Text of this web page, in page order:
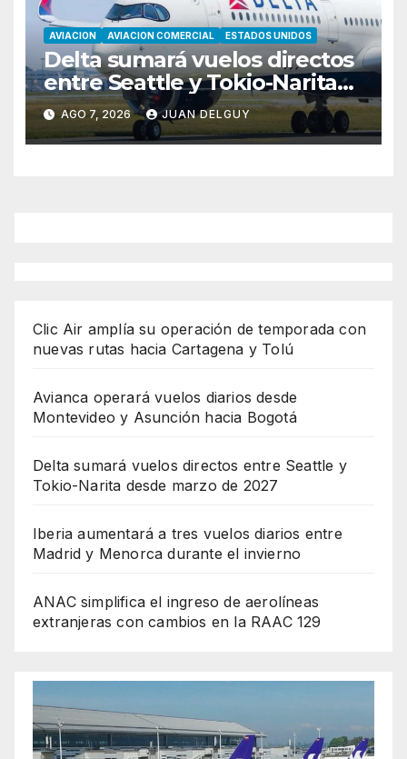
AVIACION AVIACION COMERCIAL ESTADOS UNIDOS
Delta sumará vuelos directos
entre Seattle y Tokio-Narita
desde marzo de 2027
AGO 7, 2026 JUAN DELGUY
Clic Air amplía su operación de temporada con
nuevas rutas hacia Cartagena y Tolú
Avianca operará vuelos diarios desde
Montevideo y Asunción hacia Bogotá
Delta sumará vuelos directos entre Seattle y
Tokio-Narita desde marzo de 2027
Iberia aumentará a tres vuelos diarios entre
Madrid y Menorca durante el invierno
ANAC simplifica el ingreso de aerolíneas
extranjeras con cambios en la RAAC 129